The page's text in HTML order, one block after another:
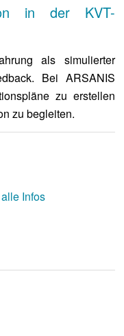
in der KVT-
als simulierter
Bei ARSANIS
zu erstellen
zu begleiten.
Infos